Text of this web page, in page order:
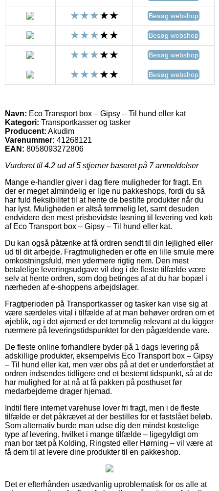
Besøg webshop
Besøg webshop
Besøg webshop
Besøg webshop
Navn: Eco Transport box – Gipsy – Til hund eller kat
Kategori: Transportkasser og tasker
Producent: Akudim
Varenummer: 41268121
EAN: 8058093272806
Vurderet til 4.2 ud af 5 stjerner baseret på 7anmeldelser
Mange e-handler giver i dag flere muligheder for fragt. En
der er meget almindelig er lige nu pakkeshops, fordi du så
har fuld fleksibilitet til at hente de bestilte produkter når du
har lyst. Muligheden er altså temmelig let, samt desuden
endvidere den mest prisbevidste løsning til levering ved køb
af Eco Transport box – Gipsy – Til hund eller kat.
Du kan også påtænke at få ordren sendt til din lejlighed eller
ud til dit arbejde. Fragtmuligheden er ofte en lille smule mere
omkostningsfuld, men ydermere rigtig nem. Den mest
betalelige leveringsudgave vil dog i de fleste tilfælde være
selv at hente ordren, som dog betinges af at du har bopæl i
nærheden af e-shoppens arbejdslager.
Fragtperioden på Transportkasser og tasker kan vise sig at
være særdeles vital i tilfælde af at man behøver ordren om et
øjeblik, og i det øjemed er det temmelig relevant at du kigger
nærmere på leveringstidspunktet for den pågældende vare.
De fleste online forhandlere byder på 1 dags levering på
adskillige produkter, eksempelvis Eco Transport box – Gipsy
– Til hund eller kat, men vær obs på at det er underforstået at
ordren indsendes tidligere end et bestemt tidspunkt, så at de
har mulighed for at nå at få pakken på posthuset før
medarbejderne drager hjemad.
Indtil flere internet varehuse lover fri fragt, men i de fleste
tilfælde er det påkrævet at der bestilles for et fastslået beløb.
Som alternativ burde man udse dig den mindst kostelige
type af levering, hvilket i mange tilfælde – ligegyldigt om
man bor tæt på Kolding, Ringsted eller Hørning – vil være at
få dem til at levere dine produkter til en pakkeshop.
Det er efterhånden usædvanlig uproblematisk for os alle at